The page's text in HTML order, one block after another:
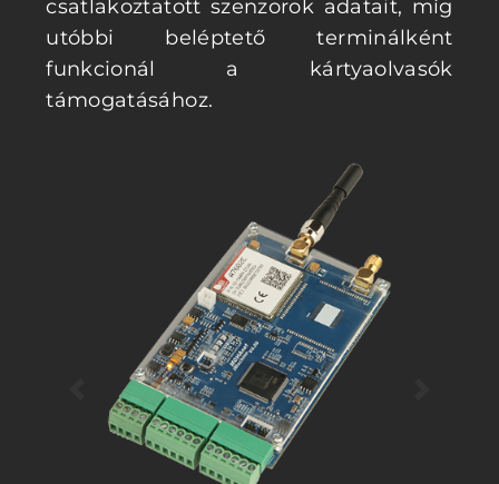
csatlakoztatott szenzorok adatait, míg
utóbbi beléptető terminálként
funkcionál a kártyaolvasók
támogatásához.
Previous